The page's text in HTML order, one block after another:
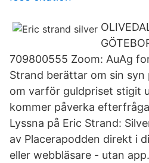
709800555 Zoom: AuAg
Strand berättar om sin syn
om varför guldpriset stigit
kommer påverka
Lyssna på Eric Strand:
av Placerapodden direkt i
eller webbläsare - utan